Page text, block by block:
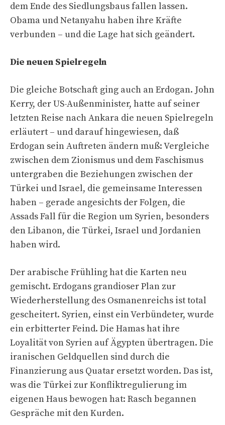
dem Ende des Siedlungsbaus fallen lassen.
Obama und Netanyahu haben ihre Kräfte
verbunden – und die Lage hat sich geändert.
Die neuen Spielregeln
Die gleiche Botschaft ging auch an Erdogan. John
Kerry, der US-Außenminister, hatte auf seiner
letzten Reise nach Ankara die neuen Spielregeln
erläutert – und darauf hingewiesen, daß
Erdogan sein Auftreten ändern muß: Vergleiche
zwischen dem Zionismus und dem Faschismus
untergraben die Beziehungen zwischen der
Türkei und Israel, die gemeinsame Interessen
haben – gerade angesichts der Folgen, die
Assads Fall für die Region um Syrien, besonders
den Libanon, die Türkei, Israel und Jordanien
haben wird.
Der arabische Frühling hat die Karten neu
gemischt. Erdogans grandioser Plan zur
Wiederherstellung des Osmanenreichs ist total
gescheitert. Syrien, einst ein Verbündeter, wurde
ein erbitterter Feind. Die Hamas hat ihre
Loyalität von Syrien auf Ägypten übertragen. Die
iranischen Geldquellen sind durch die
Finanzierung aus Quatar ersetzt worden. Das ist,
was die Türkei zur Konfliktregulierung im
eigenen Haus bewogen hat: Rasch begannen
Gespräche mit den Kurden.